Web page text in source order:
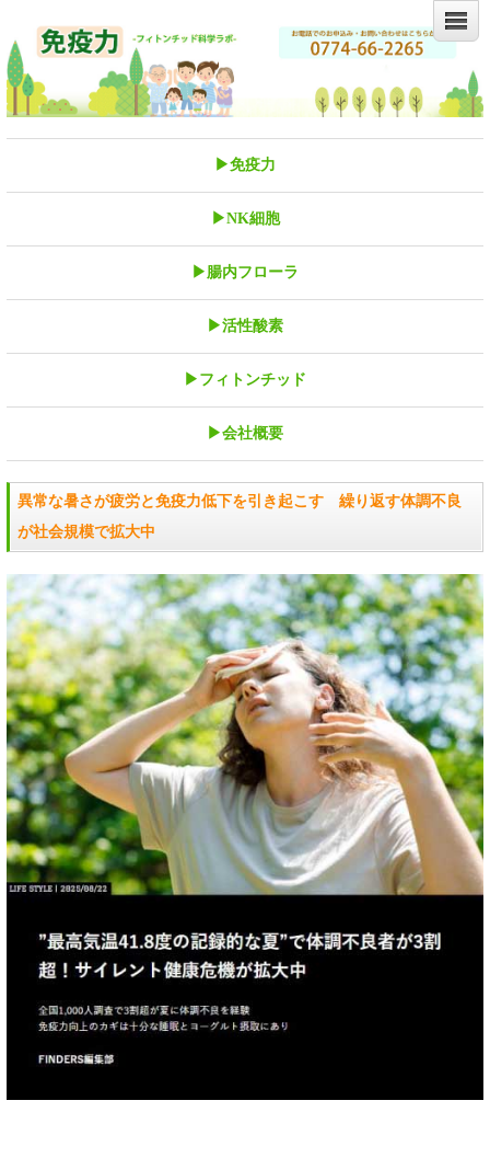
▶免疫力
▶NK細胞
▶腸内フローラ
▶活性酸素
▶フィトンチッド
▶会社概要
異常な暑さが疲労と免疫力低下を引き起こす 繰り返す体調不良
が社会規模で拡大中